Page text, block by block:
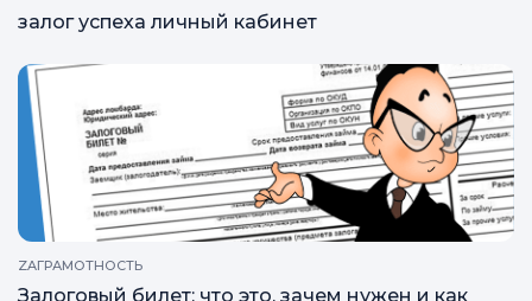
залог успеха личный кабинет
ZAГРАМОТНОСТЬ
Залоговый билет: что это, зачем нужен и как